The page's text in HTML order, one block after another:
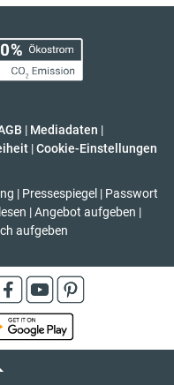
| Mediadaten |
| Cookie-Einstellungen
| Pressespiegel | Passwort
| Angebot aufgeben |
aufgeben